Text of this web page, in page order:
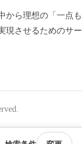
から理想の「一点も
現させるためのサー